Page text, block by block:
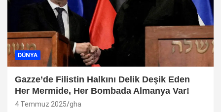
DÜNYA
Gazze’de Filistin Halkını Delik Deşik Eden
Her Mermide, Her Bombada Almanya Var!
4 Temmuz 2025 gha